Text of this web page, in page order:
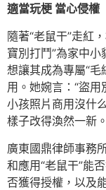
適當玩梗 當心侵權
隨著“老鼠干”走紅
寶別打鬥”為家中小
想讓其成為專屬“
用。她婉言：“盜
小孩照片商用沒什
樣子改得渙然一新
廣東國鼎律師事務
和應用“老鼠干”能
否獲得授權，以及